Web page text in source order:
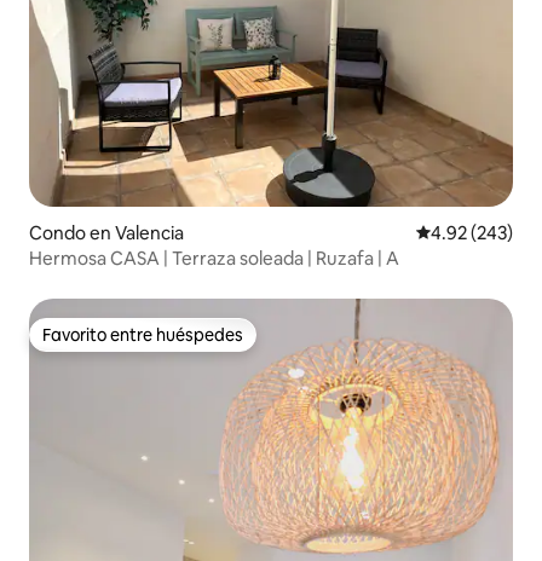
Condo en Valencia Calificación
4.92 (243)
Hermosa CASA | Terraza soleada | Ruzafa | A
Favorito entre huéspedes
Favorito entre huéspedes